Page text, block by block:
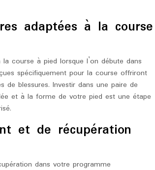
adaptées à la course
course à pied lorsque l’on débute dans
spécifiquement pour la course offriront
blessures. Investir dans une paire de
et à la forme de votre pied est une étape
et de récupération
dans votre programme